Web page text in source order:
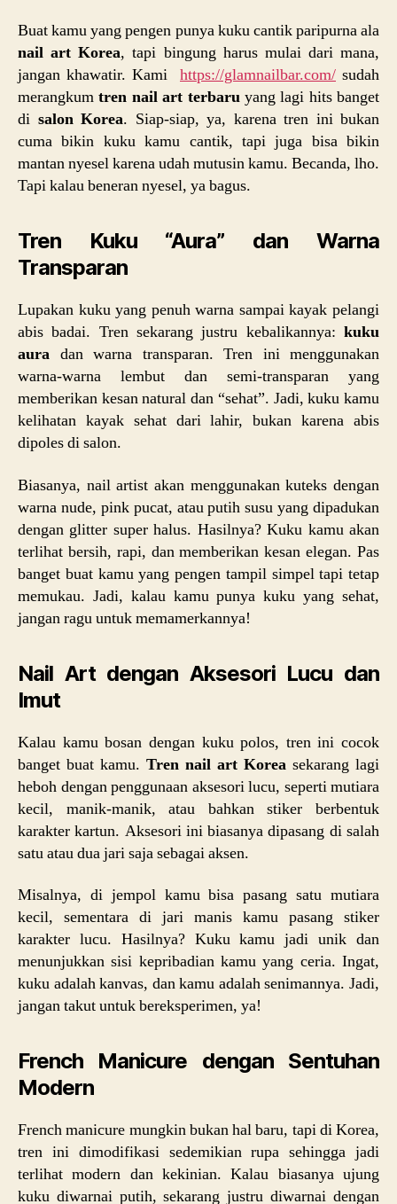
Buat kamu yang pengen punya kuku cantik paripurna ala
nail art Korea, tapi bingung harus mulai dari mana,
jangan khawatir. Kami https://glamnailbar.com/ sudah
merangkumtren nail art terbaruyang lagi hits banget
di salon Korea. Siap-siap, ya, karena tren ini bukan
cuma bikin kuku kamu cantik, tapi juga bisa bikin
mantan nyesel karena udah mutusin kamu. Becanda, lho.
Tapi kalau beneran nyesel, ya bagus.
Tren Kuku “Aura” dan Warna
Transparan
Lupakan kuku yang penuh warna sampai kayak pelangi
abis badai. Tren sekarang justru kebalikannya: kuku
aura dan warna transparan. Tren ini menggunakan
warna-warna lembut dan semi-transparan yang
memberikan kesan natural dan “sehat”. Jadi, kuku kamu
kelihatan kayak sehat dari lahir, bukan karena abis
dipoles di salon.
Biasanya, nail artist akan menggunakan kuteks dengan
warna nude, pink pucat, atau putih susu yang dipadukan
dengan glitter super halus. Hasilnya? Kuku kamu akan
terlihat bersih, rapi, dan memberikan kesan elegan. Pas
banget buat kamu yang pengen tampil simpel tapi tetap
memukau. Jadi, kalau kamu punya kuku yang sehat,
jangan ragu untuk memamerkannya!
Nail Art dengan Aksesori Lucu dan
Imut
Kalau kamu bosan dengan kuku polos, tren ini cocok
banget buat kamu. Tren nail art Korea sekarang lagi
heboh dengan penggunaan aksesori lucu, seperti mutiara
kecil, manik-manik, atau bahkan stiker berbentuk
karakter kartun. Aksesori ini biasanya dipasang di salah
satu atau dua jari saja sebagai aksen.
Misalnya, di jempol kamu bisa pasang satu mutiara
kecil, sementara di jari manis kamu pasang stiker
karakter lucu. Hasilnya? Kuku kamu jadi unik dan
menunjukkan sisi kepribadian kamu yang ceria. Ingat,
kuku adalah kanvas, dan kamu adalah senimannya. Jadi,
jangan takut untuk bereksperimen, ya!
French Manicure dengan Sentuhan
Modern
French manicure mungkin bukan hal baru, tapi di Korea,
tren ini dimodifikasi sedemikian rupa sehingga jadi
terlihat modern dan kekinian. Kalau biasanya ujung
kuku diwarnai putih, sekarang justru diwarnai dengan